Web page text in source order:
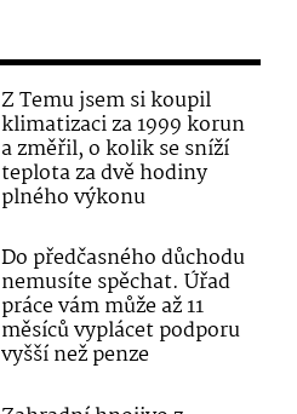
Z Temu jsem si koupil
klimatizaci za 1999 korun
a změřil, o kolik se sníží
teplota za dvě hodiny
plného výkonu
Do předčasného důchodu
nemusíte spěchat. Úřad
práce vám může až 11
měsíců vyplácet podporu
vyšší než penze